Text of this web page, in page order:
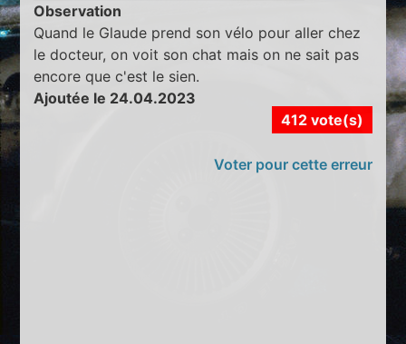
Observation
Quand le Glaude prend son vélo pour aller chez
le docteur, on voit son chat mais on ne sait pas
encore que c'est le sien.
Ajoutée le 24.04.2023
412 vote(s)
Voter pour cette erreur